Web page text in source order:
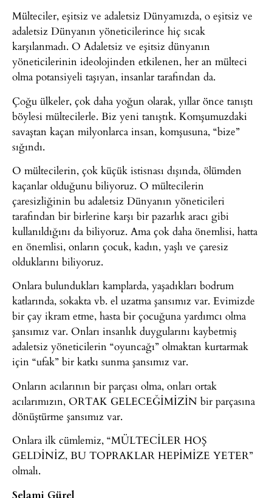
Mülteciler, eşitsiz ve adaletsiz Dünyamızda, o eşitsiz ve
adaletsiz Dünyanın yöneticilerince hiç sıcak
karşılanmadı. O Adaletsiz ve eşitsiz dünyanın
yöneticilerinin ideolojinden etkilenen, her an mülteci
olma potansiyeli taşıyan, insanlar tarafından da.
Çoğu ülkeler, çok daha yoğun olarak, yıllar önce tanıştı
böylesi mültecilerle. Biz yeni tanıştık. Komşumuzdaki
savaştan kaçan milyonlarca insan, komşusuna, “bize”
sığındı.
O mültecilerin, çok küçük istisnası dışında, ölümden
kaçanlar olduğunu biliyoruz. O mültecilerin
çaresizliğinin bu adaletsiz Dünyanın yöneticileri
tarafından bir birlerine karşı bir pazarlık aracı gibi
kullanıldığını da biliyoruz. Ama çok daha önemlisi, hatta
en önemlisi, onların çocuk, kadın, yaşlı ve çaresiz
olduklarını biliyoruz.
Onlara bulundukları kamplarda, yaşadıkları bodrum
katlarında, sokakta vb. el uzatma şansımız var. Evimizde
bir çay ikram etme, hasta bir çocuğuna yardımcı olma
şansımız var. Onları insanlık duygularını kaybetmiş
adaletsiz yöneticilerin “oyuncağı” olmaktan kurtarmak
için “ufak” bir katkı sunma şansımız var.
Onların acılarının bir parçası olma, onları ortak
acılarımızın, ORTAK GELECEĞİMİZİN bir parçasına
dönüştürme şansımız var.
Onlara ilk cümlemiz, “MÜLTECİLER HOŞ
GELDİNİZ, BU TOPRAKLAR HEPİMİZE YETER”
olmalı.
Selami Gürel